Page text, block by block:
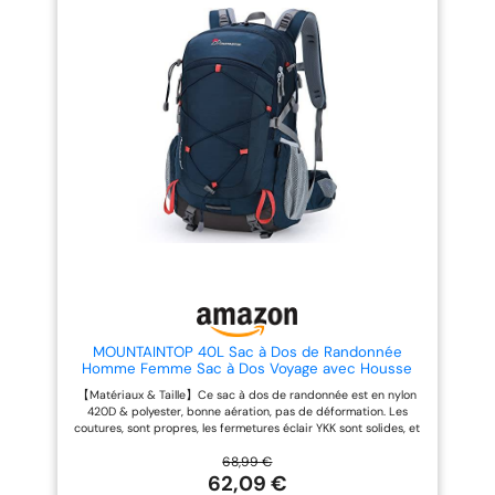
multicam en Cordura
500den)
randonnee de haute qualité est
durable pour tout le monde.
Système Molle : le sac à dos
Molle est armé de plusieurs
sangles sur le devant et sur le
côté pour permettre aux poches
tactiques supplémentaires ou à
l'équipement d'agrandir
l'espace. Confortable et réglable
: ce sac à dos militaire tactique
est livré avec des bretelles
rembourrées réglables pour un
transport facile. La sangle de
pour offrir confort, respirabilité
voyages. Sac à Dos Tactique
Militaire: Grand sac à dos 45L,
sacs à dos de randonnée,parfait
pour tout amateur de plein air
ou aventurier, pour les activités
l'alpinisme, la chasse, etc. Il peut
MOUNTAINTOP 40L Sac à Dos de Randonnée
Homme Femme Sac à Dos Voyage avec Housse
de Protection Contre la Pluie pour Voyage
Camping Trekking, 55 x 35 x 25 cm
【Matériaux & Taille】Ce sac à dos de randonnée est en nylon
420D & polyester, bonne aération, pas de déformation. Les
coutures, sont propres, les fermetures éclair YKK sont solides, et
: 55 x 35 x 25 cm, poids : 0,98 kg. 【Grand Espace de
Rangement】Le sac à dos de voyage Trekking est équipé de
68,99 €
62,09 €